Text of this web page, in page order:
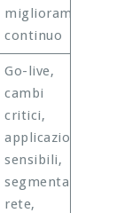
miglioramento
continuo
Go-live,
cambi
critici,
applicazioni
sensibili,
segmentazione
rete,